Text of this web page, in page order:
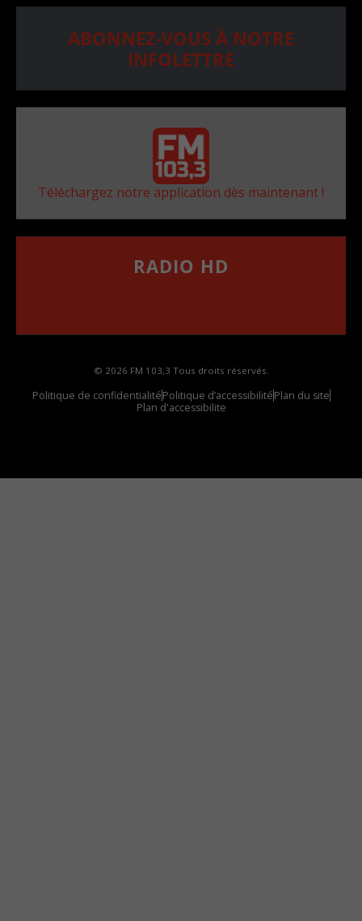
ABONNEZ-VOUS À NOTRE
INFOLETTRE
Téléchargez notre application dès maintenant !
RADIO HD
© 2026 FM 103,3 Tous droits réservés.
Politique de confidentialitéPolitique d’accessibilitéPlan du site
Plan d'accessibilite